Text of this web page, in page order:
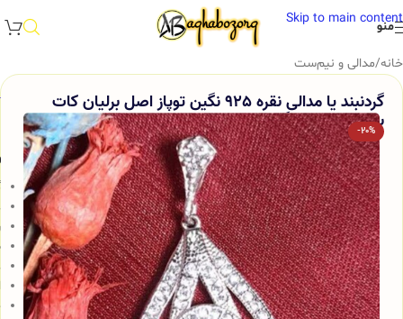
Skip to main content
منو
خانه/مدالی و نیم‌ست
گردنبند یا مدالی نقره 925 نگین توپاز اصل برلیان کات
بسیار زیبا آقابزرگ کد Med18
-20%